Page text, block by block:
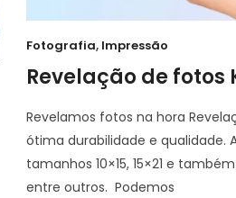
Fotografia, Impressão
Revelação de fotos
Revelamos fotos na hora
ótima durabilidade e qualidade.
tamanhos 10×15, 15×21 e
entre outros. Podemos